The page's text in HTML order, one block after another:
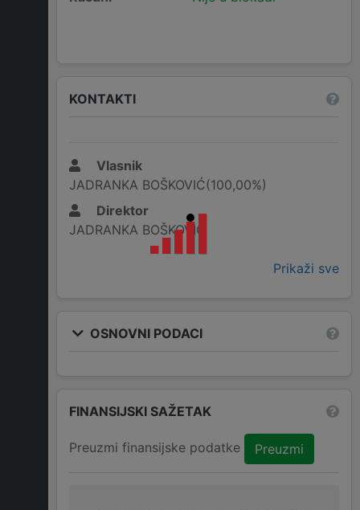
KONTAKTI
Vlasnik
JADRANKA BOŠKOVIĆ(100,00%)
Direktor
JADRANKA BOŠKOVIĆ
Prikaži sve
OSNOVNI PODACI
FINANSIJSKI SAŽETAK
Preuzmi finansijske podatke Preuzmi